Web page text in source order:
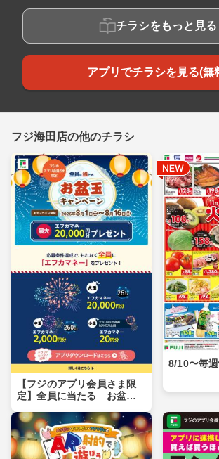
チラシをもっと見る
アプリでチラシを見る(無
フジ海田店の他のチラシ
【フジのアプリ会員さま限
定】全員に当たる お盆玉
8/10〜毎